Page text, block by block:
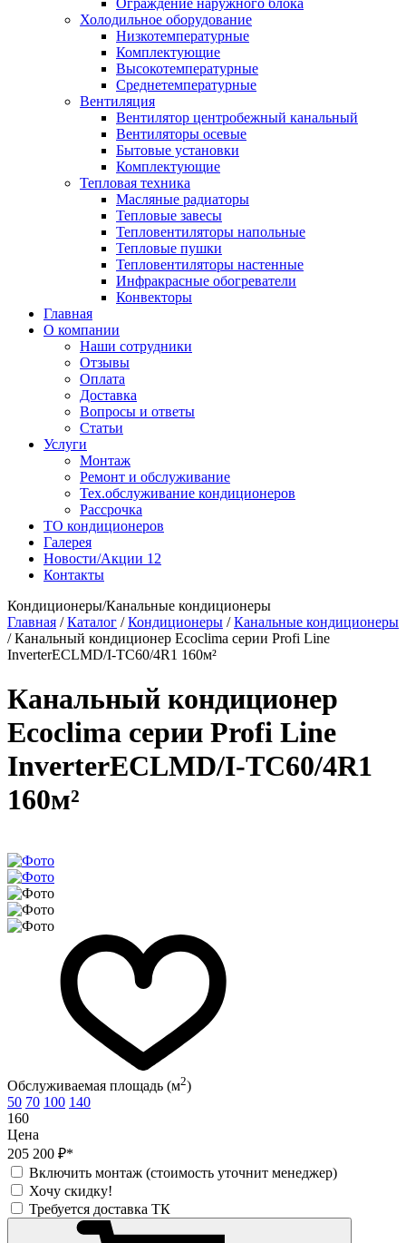
Ограждение наружного блока
Холодильное оборудование
Низкотемпературные
Комплектующие
Высокотемпературные
Среднетемпературные
Вентиляция
Вентилятор центробежный канальный
Вентиляторы осевые
Бытовые установки
Комплектующие
Тепловая техника
Масляные радиаторы
Тепловые завесы
Тепловентиляторы напольные
Тепловые пушки
Тепловентиляторы настенные
Инфракрасные обогреватели
Конвекторы
Главная
О компании
Наши сотрудники
Отзывы
Оплата
Доставка
Вопросы и ответы
Статьи
Услуги
Монтаж
Ремонт и обслуживание
Тех.обслуживание кондиционеров
Рассрочка
ТО кондиционеров
Галерея
Новости/Акции 12
Контакты
Кондиционеры/Канальные кондиционеры
Главная /Каталог /Кондиционеры /Канальные кондиционеры
/Канальный кондиционер Ecoclima серии Profi Line
InverterECLMD/I-TC60/4R1 160м²
Канальный кондиционер
Ecoclima серии Profi Line
InverterECLMD/I-TC60/4R1
160м²
Обслуживаемая площадь (м2)
50 70 100 140
160
Цена
205 200 ₽*
Включить монтаж (стоимость уточнит менеджер)
Хочу скидку!
Требуется доставка ТК